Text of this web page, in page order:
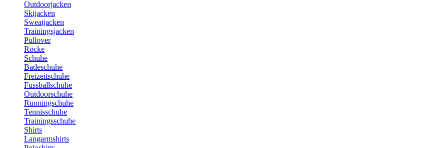
Outdoorjacken
Skijacken
Sweatjacken
Trainingsjacken
Pullover
Röcke
Schuhe
Badeschuhe
Freizeitschuhe
Fussballschuhe
Outdoorschuhe
Runningschuhe
Tennisschuhe
Trainingsschuhe
Shirts
Langarmshirts